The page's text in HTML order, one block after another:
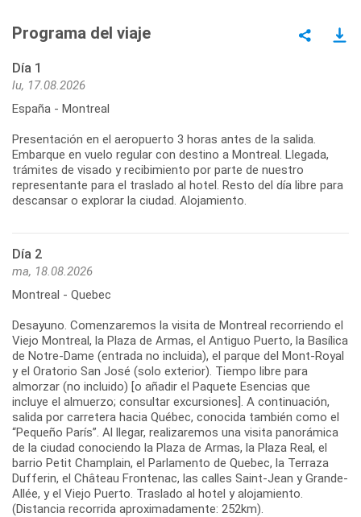
Programa del viaje
Día 1
lu, 17.08.2026
España - Montreal
Presentación en el aeropuerto 3 horas antes de la salida.
Embarque en vuelo regular con destino a Montreal. Llegada,
trámites de visado y recibimiento por parte de nuestro
representante para el traslado al hotel. Resto del día libre para
descansar o explorar la ciudad. Alojamiento.
Día 2
ma, 18.08.2026
Montreal - Quebec
Desayuno. Comenzaremos la visita de Montreal recorriendo el
Viejo Montreal, la Plaza de Armas, el Antiguo Puerto, la Basílica
de Notre-Dame (entrada no incluida), el parque del Mont-Royal
y el Oratorio San José (solo exterior). Tiempo libre para
almorzar (no incluido) [o añadir el Paquete Esencias que
incluye el almuerzo; consultar excursiones]. A continuación,
salida por carretera hacia Québec, conocida también como el
“Pequeño París”. Al llegar, realizaremos una visita panorámica
de la ciudad conociendo la Plaza de Armas, la Plaza Real, el
barrio Petit Champlain, el Parlamento de Quebec, la Terraza
Dufferin, el Château Frontenac, las calles Saint-Jean y Grande-
Allée, y el Viejo Puerto. Traslado al hotel y alojamiento.
(Distancia recorrida aproximadamente: 252km).